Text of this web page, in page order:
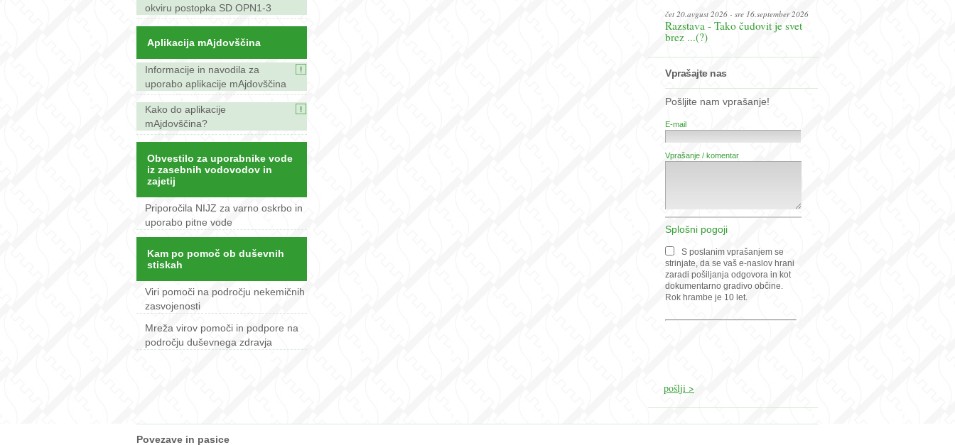
okviru postopka SD OPN1-3
Aplikacija mAjdovščina
Informacije in navodila za
uporabo aplikacije mAjdovščina
Kako do aplikacije
mAjdovščina?
Obvestilo za uporabnike vode
iz zasebnih vodovodov in
zajetij
Priporočila NIJZ za varno oskrbo in
uporabo pitne vode
Kam po pomoč ob duševnih
stiskah
Viri pomoči na področju nekemičnih
zasvojenosti
Mreža virov pomoči in podpore na
področju duševnega zdravja
čet 20.avgust 2026 - sre 16.september 2026
Razstava - Tako čudovit je svet
brez ...(?)
Vprašajte nas
Pošljite nam vprašanje!
E-mail
Vprašanje / komentar
Splošni pogoji
S poslanim vprašanjem se
strinjate, da se vaš e-naslov hrani
zaradi pošiljanja odgovora in kot
dokumentarno gradivo občine.
Rok hrambe je 10 let.
Povezave in pasice